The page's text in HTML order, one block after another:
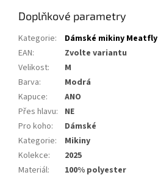
Doplňkové parametry
Kategorie:
Dámské mikiny Meatfly
EAN:
Zvolte variantu
Velikost:
M
Barva:
Modrá
Kapuce:
ANO
Přes hlavu:
NE
Pro koho:
Dámské
Kategorie:
Mikiny
Kolekce:
2025
Materiál:
100% polyester